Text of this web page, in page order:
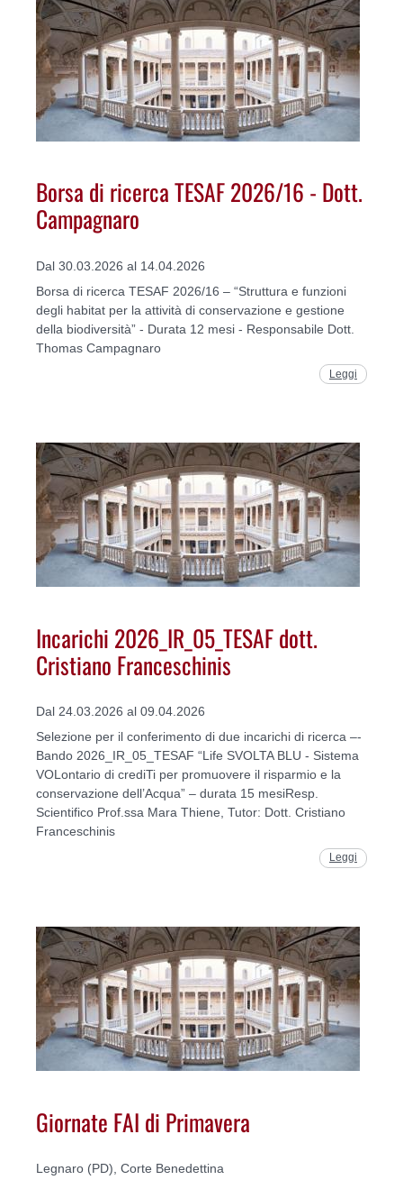
Borsa di ricerca TESAF 2026/16 - Dott.
Campagnaro
Dal 30.03.2026 al 14.04.2026
Borsa di ricerca TESAF 2026/16 – “Struttura e funzioni
degli habitat per la attività di conservazione e gestione
della biodiversità” - Durata 12 mesi - Responsabile Dott.
Thomas Campagnaro
Leggi
Incarichi 2026_IR_05_TESAF dott.
Cristiano Franceschinis
Dal 24.03.2026 al 09.04.2026
Selezione per il conferimento di due incarichi di ricerca –-
Bando 2026_IR_05_TESAF “Life SVOLTA BLU - Sistema
VOLontario di crediTi per promuovere il risparmio e la
conservazione dell’Acqua” – durata 15 mesiResp.
Scientifico Prof.ssa Mara Thiene, Tutor: Dott. Cristiano
Franceschinis
Leggi
Giornate FAI di Primavera
Legnaro (PD), Corte Benedettina